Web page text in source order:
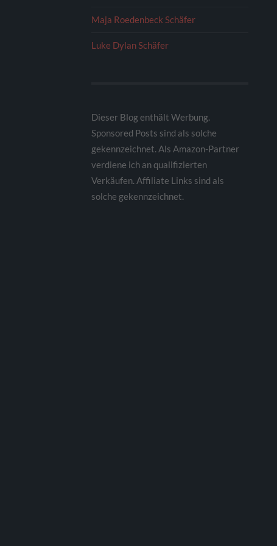
Maja Roedenbeck Schäfer
Luke Dylan Schäfer
Dieser Blog enthält Werbung.
Sponsored Posts sind als solche
gekennzeichnet. Als Amazon-Partner
verdiene ich an qualifizierten
Verkäufen. Affiliate Links sind als
solche gekennzeichnet.